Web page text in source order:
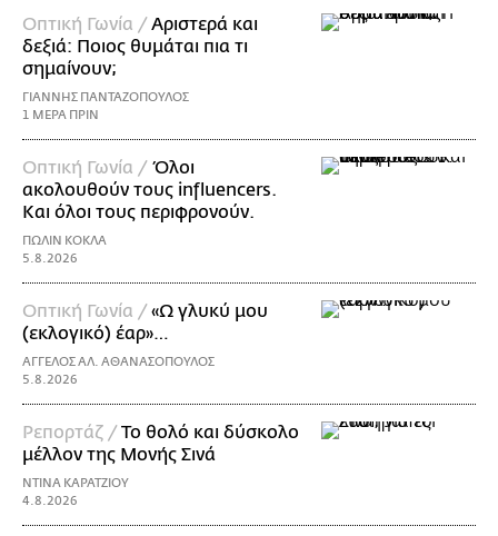
Οπτική Γωνία /Αριστερά και
δεξιά: Ποιος θυμάται πια τι
σημαίνουν;
ΓΙΑΝΝΗΣ ΠΑΝΤΑΖΟΠΟΥΛΟΣ
1 ΜΕΡΑ ΠΡΙΝ
Οπτική Γωνία /Όλοι
ακολουθούν τους influencers.
Και όλοι τους περιφρονούν.
ΠΩΛΙΝ ΚΟΚΛΑ
5.8.2026
Οπτική Γωνία /«Ω γλυκύ μου
(εκλογικό) έαρ»…
ΑΓΓΕΛΟΣ ΑΛ. ΑΘΑΝΑΣΟΠΟΥΛΟΣ
5.8.2026
Ρεπορτάζ /Το θολό και δύσκολο
μέλλον της Μονής Σινά
ΝΤΙΝΑ ΚΑΡΑΤΖΙΟΥ
4.8.2026